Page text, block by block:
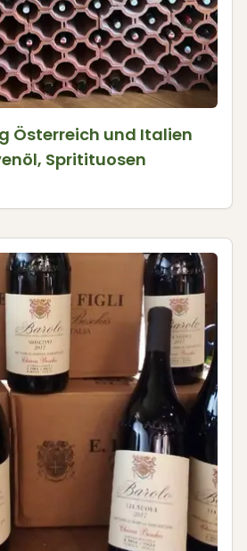
Österreich und Italien
Spritituosen